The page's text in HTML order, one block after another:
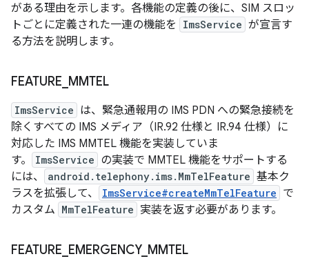
がある理由を示します。各機能の定義の後に、SIM スロッ
トごとに定義された一連の機能を
ImsService が宣言す
る方法を説明します。
FEATURE MMTEL
ImsService は、緊急通報用の IMS PDN への緊急接続を
除くすべての IMS メディア（IR.92 仕様と IR.94 仕様）に
対応した IMS MMTEL 機能を実装していま
す。
ImsService の実装で MMTEL 機能をサポートする
には、
android.telephony.ims.MmTelFeature 基本ク
ラスを拡張して、
ImsService#createMmTelFeature で
カスタム MmTelFeature 実装を返す必要があります。
FEATURE EMERGENCY_ MMTEL